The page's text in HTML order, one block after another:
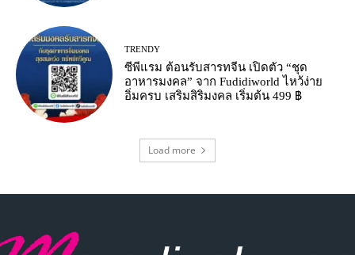
TRENDY
ซีพีแรม ต้อนรับสารทจีน เปิดตัว “ชุด
อาหารมงคล” จาก Fudidiworld ไหว้ง่าย
อิ่มครบ เสริมสิริมงคล เริ่มต้น 499 ฿
Load more